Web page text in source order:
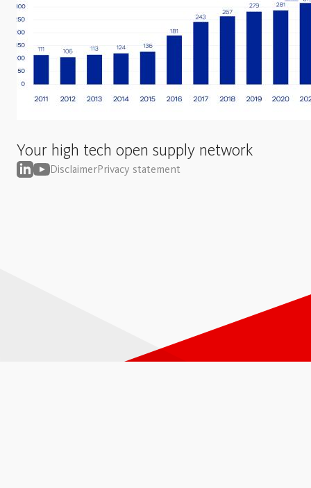
Your high tech open supply network
DisclaimerPrivacy statement